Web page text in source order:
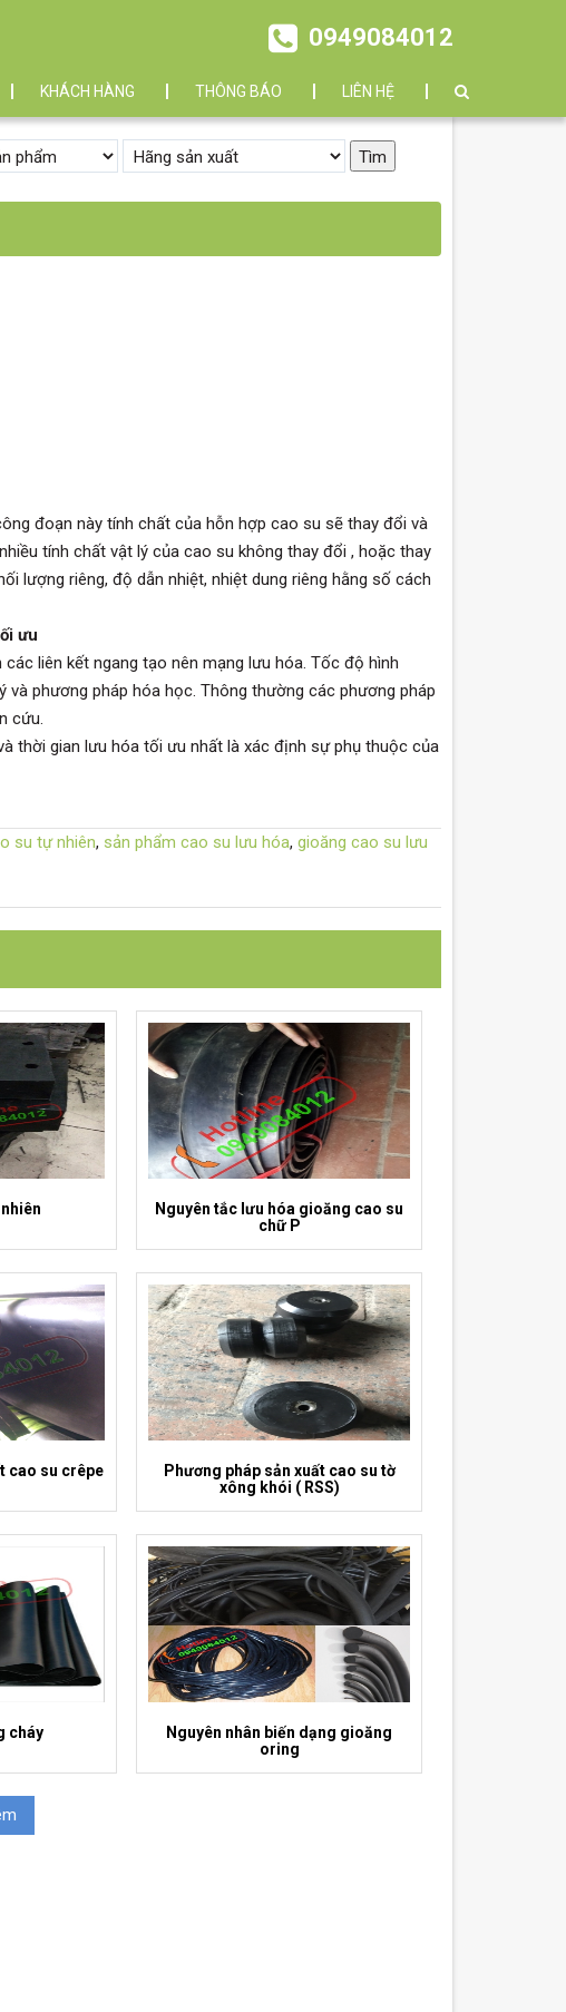
KHÁCH HÀNG THÔNG BÁO LIÊN HỆ
0949084012
đoạn này tính chất của hỗn hợp cao su sẽ thay đổi và
tính chất vật lý của cao su không thay đổi , hoặc thay
lượng riêng, độ dẫn nhiệt, nhiệt dung riêng hằng số cách
ưu
liên kết ngang tạo nên mạng lưu hóa. Tốc độ hình
phương pháp hóa học. Thông thường các phương pháp
cứu.
gian lưu hóa tối ưu nhất là xác định sự phụ thuộc của
su tự nhiên, sản phẩm cao su lưu hóa, gioăng cao su lưu
Nguyên tắc lưu hóa gioăng cao su
chữ P
cao su crêpe
Phương pháp sản xuất cao su tờ
xông khói ( RSS)
cháy
Nguyên nhân biến dạng gioăng
oring